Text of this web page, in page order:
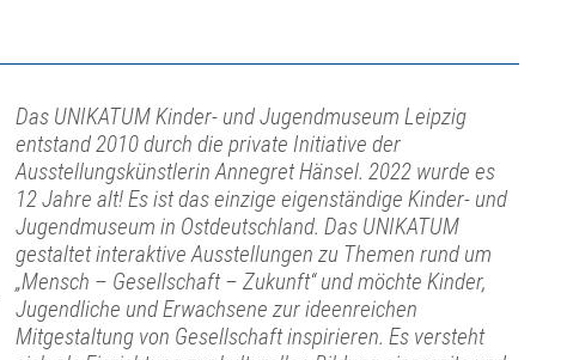
Das UNIKATUM Kinder- und Jugendmuseum Leipzig
entstand 2010 durch die private Initiative der
Ausstellungskünstlerin Annegret Hänsel. 2022 wurde es
12 Jahre alt! Es ist das einzige eigenständige Kinder- und
Jugendmuseum in Ostdeutschland. Das UNIKATUM
gestaltet interaktive Ausstellungen zu Themen rund um
„Mensch – Gesellschaft – Zukunft“ und möchte Kinder,
Jugendliche und Erwachsene zur ideenreichen
Mitgestaltung von Gesellschaft inspirieren. Es versteht